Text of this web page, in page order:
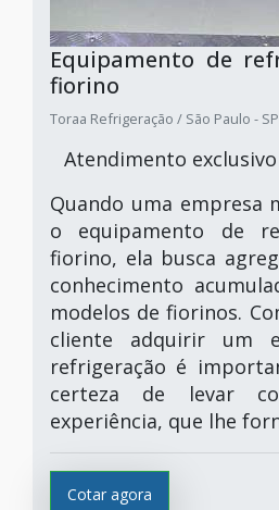
Equipamento de
fiorino
Toraa Refrigeração / São Paulo - SP
Atendimento
Quando uma empresa
o equipamento de
fiorino, ela busca
conhecimento
modelos de fiorinos.
cliente adquirir um
refrigeração é
certeza de levar
experiência, que lhe
Cotar agora